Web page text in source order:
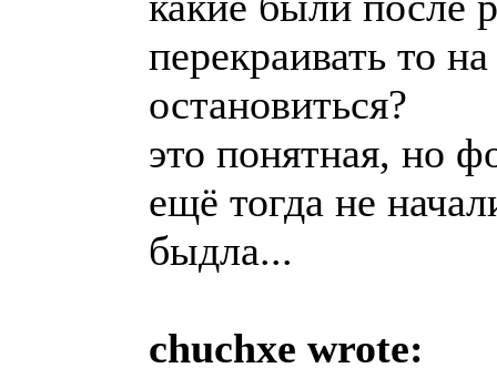
перекраивать то
остановиться?
это понятная, но
ещё тогда не
быдла...
chuchxe wrote: